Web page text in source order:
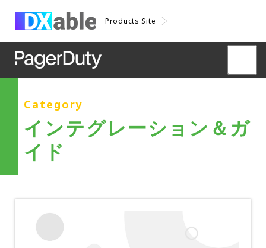
Products Site
Category
インテグレーション＆ガ
イド